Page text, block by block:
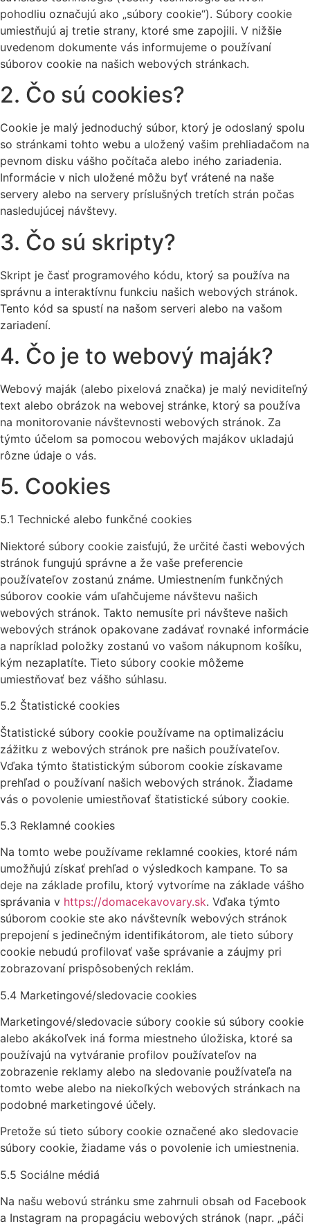
pohodliu označujú ako „súbory cookie“). Súbory cookie
umiestňujú aj tretie strany, ktoré sme zapojili. V nižšie
uvedenom dokumente vás informujeme o používaní
súborov cookie na našich webových stránkach.
2. Čo sú cookies?
Cookie je malý jednoduchý súbor, ktorý je odoslaný spolu
so stránkami tohto webu a uložený vašim prehliadačom na
pevnom disku vášho počítača alebo iného zariadenia.
Informácie v nich uložené môžu byť vrátené na naše
servery alebo na servery príslušných tretích strán počas
nasledujúcej návštevy.
3. Čo sú skripty?
Skript je časť programového kódu, ktorý sa používa na
správnu a interaktívnu funkciu našich webových stránok.
Tento kód sa spustí na našom serveri alebo na vašom
zariadení.
4. Čo je to webový maják?
Webový maják (alebo pixelová značka) je malý neviditeľný
text alebo obrázok na webovej stránke, ktorý sa používa
na monitorovanie návštevnosti webových stránok. Za
týmto účelom sa pomocou webových majákov ukladajú
rôzne údaje o vás.
5. Cookies
5.1 Technické alebo funkčné cookies
Niektoré súbory cookie zaisťujú, že určité časti webových
stránok fungujú správne a že vaše preferencie
používateľov zostanú známe. Umiestnením funkčných
súborov cookie vám uľahčujeme návštevu našich
webových stránok. Takto nemusíte pri návšteve našich
webových stránok opakovane zadávať rovnaké informácie
a napríklad položky zostanú vo vašom nákupnom košíku,
kým nezaplatíte. Tieto súbory cookie môžeme
umiestňovať bez vášho súhlasu.
5.2 Štatistické cookies
Štatistické súbory cookie používame na optimalizáciu
zážitku z webových stránok pre našich používateľov.
Vďaka týmto štatistickým súborom cookie získavame
prehľad o používaní našich webových stránok. Žiadame
vás o povolenie umiestňovať štatistické súbory cookie.
5.3 Reklamné cookies
Na tomto webe používame reklamné cookies, ktoré nám
umožňujú získať prehľad o výsledkoch kampane. To sa
deje na základe profilu, ktorý vytvoríme na základe vášho
správania v https://domacekavovary.sk. Vďaka týmto
súborom cookie ste ako návštevník webových stránok
prepojení s jedinečným identifikátorom, ale tieto súbory
cookie nebudú profilovať vaše správanie a záujmy pri
zobrazovaní prispôsobených reklám.
5.4 Marketingové/sledovacie cookies
Marketingové/sledovacie súbory cookie sú súbory cookie
alebo akákoľvek iná forma miestneho úložiska, ktoré sa
používajú na vytváranie profilov používateľov na
zobrazenie reklamy alebo na sledovanie používateľa na
tomto webe alebo na niekoľkých webových stránkach na
podobné marketingové účely.
Pretože sú tieto súbory cookie označené ako sledovacie
súbory cookie, žiadame vás o povolenie ich umiestnenia.
5.5 Sociálne médiá
Na našu webovú stránku sme zahrnuli obsah od Facebook
a Instagram na propagáciu webových stránok (napr. „páči